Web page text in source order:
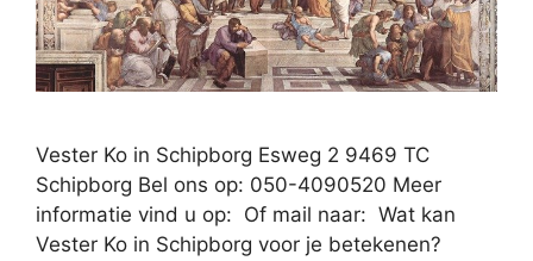
Vester Ko in Schipborg Esweg 2 9469 TC
Schipborg Bel ons op: 050-4090520 Meer
informatie vind u op: Of mail naar: Wat kan
Vester Ko in Schipborg voor je betekenen?